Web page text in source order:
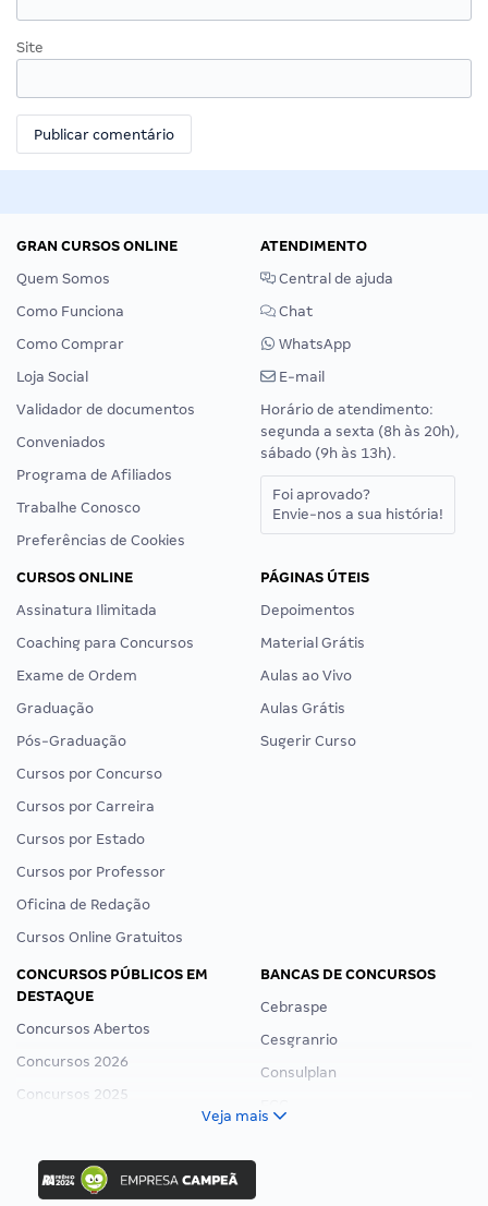
Site
GRAN CURSOS ONLINE
Quem Somos
Como Funciona
Como Comprar
Loja Social
Validador de documentos
Conveniados
Programa de Afiliados
Trabalhe Conosco
Preferências de Cookies
ATENDIMENTO
Central de ajuda
Chat
WhatsApp
E-mail
Horário de atendimento:
segunda a sexta (8h às 20h),
sábado (9h às 13h).
Foi aprovado?
Envie-nos a sua história!
CURSOS ONLINE
Assinatura Ilimitada
Coaching para Concursos
Exame de Ordem
Graduação
Pós-Graduação
Cursos por Concurso
Cursos por Carreira
Cursos por Estado
Cursos por Professor
Oficina de Redação
Cursos Online Gratuitos
PÁGINAS ÚTEIS
Depoimentos
Material Grátis
Aulas ao Vivo
Aulas Grátis
Sugerir Curso
CONCURSOS PÚBLICOS EM
DESTAQUE
Concursos Abertos
Concursos 2026
Concursos 2025
Concurso Ibama
Concurso MPU
BANCAS DE CONCURSOS
Cebraspe
Cesgranrio
Consulplan
Veja mais